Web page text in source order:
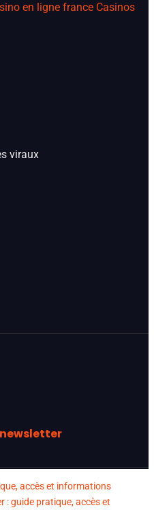
en ligne france Casinos
viraux
accès et informations
: guide pratique, accès et